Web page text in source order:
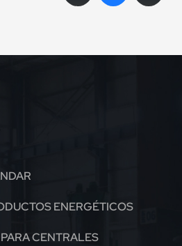
ENERGÉTICOS
CENTRALES